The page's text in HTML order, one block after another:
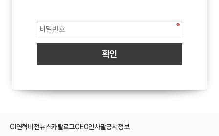
CI 연혁비전뉴스카탈로그CEO인사말공시정보